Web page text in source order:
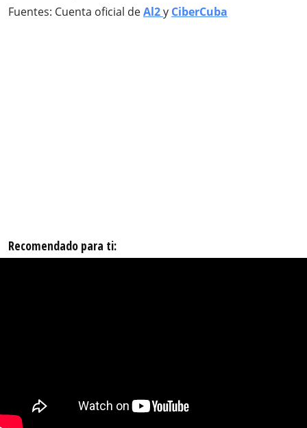
Fuentes: Cuenta oficial deAl2y CiberCuba
Recomendado para ti: